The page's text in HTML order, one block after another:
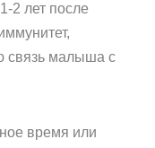
2 лет после
связь малыша с
время или